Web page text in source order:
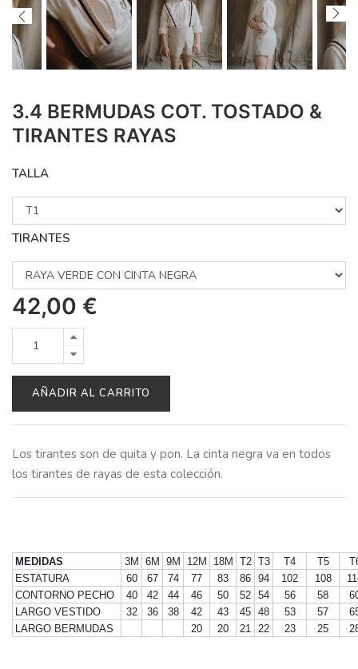
3.4 BERMUDAS COT. TOSTADO &
TIRANTES RAYAS
TALLA
TIRANTES
42,00 €
AÑADIR AL CARRITO
Los tirantes son de quita y pon. La cinta negra va en todos
los tirantes de rayas de esta colección.
MEDIDAS 3M 6M 9M 12M 18M T2 T3 T4 T5
ESTATURA
60 67 74 77 83 86 94 102 108
CONTORNO PECHO
40 42 44 46 50 52 54 56 58
LARGO VESTIDO
32 36 38 42 43 45 48 53 57
LARGO BERMUDAS
20 20 21 22 23 25